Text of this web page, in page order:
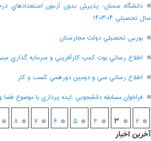
دانشگاه سمنان- پذيرش بدون آزمون استعدادهاي
سال تحصيلي ۰۴-۱۴۰۳
بورس تحصيلي دولت مجارستان
اطلاع رساني بوت کمپ کارآفريني و سرمايه گذاري سبز
اطلاع رساني سي و دومين دورهمي کسب و کار
فراخوان مسابقه دانشجويي ;ايده پردازي با موضوع فضا
۲ ۳ ۴ ۵ ۶ ۷ ۸
آخرین اخبار